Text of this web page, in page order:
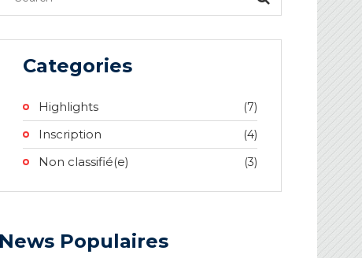
Categories
Highlights (7)
Inscription (4)
Non classifié(e) (3)
News Populaires